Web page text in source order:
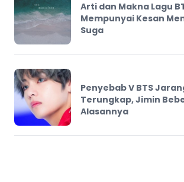
Arti dan Makna Lagu
Mempunyai Kesan
Suga
Penyebab V BTS
Terungkap, Jimin
Alasannya